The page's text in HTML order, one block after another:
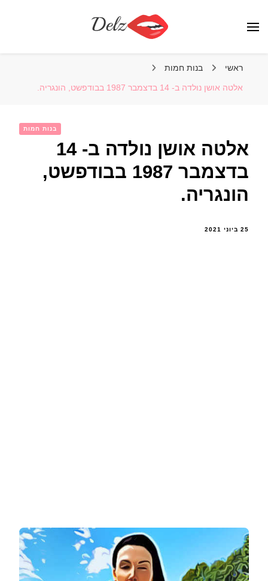
ראשי בנות חמות
אלטה אושן נולדה ב- 14 בדצמבר 1987 בבודפשט, הונגריה.
בנות חמות
אלטה אושן נולדה ב- 14
בדצמבר 1987 בבודפשט,
הונגריה.
25 ביוני 2021